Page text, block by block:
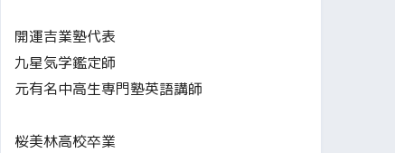
開運吉業塾代表
九星気学鑑定師
元有名中高生専門塾英語講師
桜美林高校卒業